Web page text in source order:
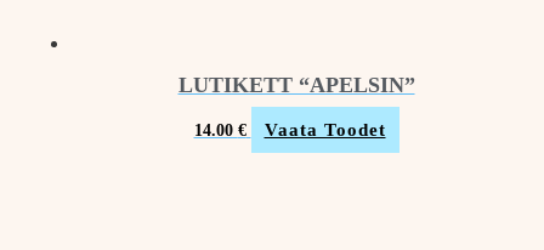
LUTIKETT “APELSIN”
14.00 € Vaata Toodet